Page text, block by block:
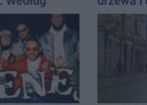
nasze
jednym z
narażonych
dach. To
ostrzeżeń